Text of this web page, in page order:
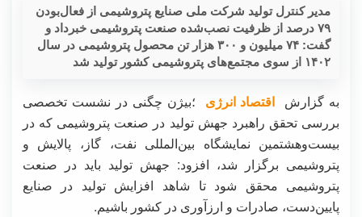
مدیر کنترل تولید شرکت ملی صنایع پتروشیمی از فعال‌بودن
۷۹ درصد از ظرفیت نصب‌شده صنعت پتروشیمی خبرداد و
گفت: ۷۴ میلیون و ۳۰۰ هزار تن محصول پتروشیمی در سال
۱۴۰۲ از سوی مجتمع‌های پتروشیمی کشور تولید شد
به گزارش اقتصاد انرژی ؛بیژن چگنی در نشست تخصصی
بررسی تحقق راهبرد جهش تولید در صنعت پتروشیمی که در
بیست‌وهشتمین نمایشگاه بین‌المللی نفت، گاز، پالایش و
پتروشیمی برگزار شد، افزود: جهش تولید باید در صنعت
پتروشیمی محقق شود تا شاهد افزایش تولید در صنایع
پایین‌دست، صادرات و ارزآوری در کشور باشیم.